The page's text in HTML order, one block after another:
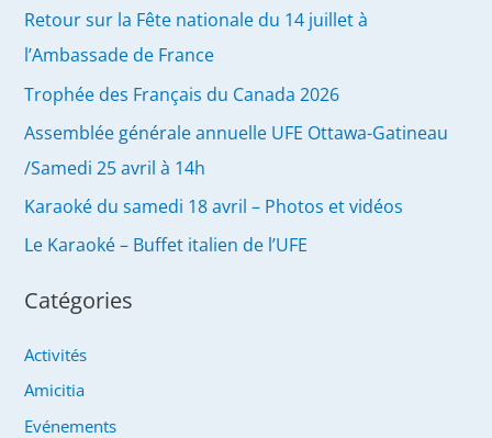
Retour sur la Fête nationale du 14 juillet à
l’Ambassade de France
Trophée des Français du Canada 2026
Assemblée générale annuelle UFE Ottawa-Gatineau
/Samedi 25 avril à 14h
Karaoké du samedi 18 avril – Photos et vidéos
Le Karaoké – Buffet italien de l’UFE
Catégories
Activités
Amicitia
Evénements